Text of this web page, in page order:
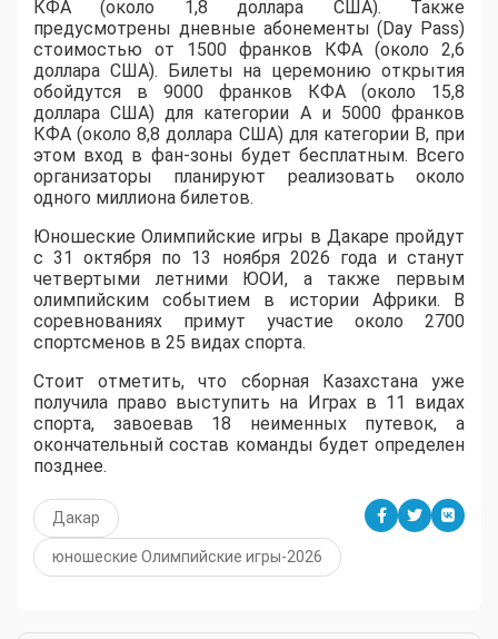
КФА (около 1,8 доллара США). Также
предусмотрены дневные абонементы (Day Pass)
стоимостью от 1500 франков КФА (около 2,6
доллара США). Билеты на церемонию открытия
обойдутся в 9000 франков КФА (около 15,8
доллара США) для категории A и 5000 франков
КФА (около 8,8 доллара США) для категории B, при
этом вход в фан-зоны будет бесплатным. Всего
организаторы планируют реализовать около
одного миллиона билетов.
Юношеские Олимпийские игры в Дакаре пройдут
с 31 октября по 13 ноября 2026 года и станут
четвертыми летними ЮОИ, а также первым
олимпийским событием в истории Африки. В
соревнованиях примут участие около 2700
спортсменов в 25 видах спорта.
Стоит отметить, что сборная Казахстана уже
получила право выступить на Играх в 11 видах
спорта, завоевав 18 неименных путевок, а
окончательный состав команды будет определен
позднее.
Дакар
юношеские Олимпийские игры-2026